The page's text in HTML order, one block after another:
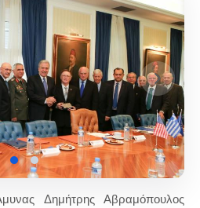
Δημήτρης Αβραμόπουλος